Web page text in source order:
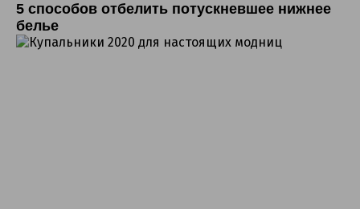
5 способов отбелить потускневшее нижнее
белье